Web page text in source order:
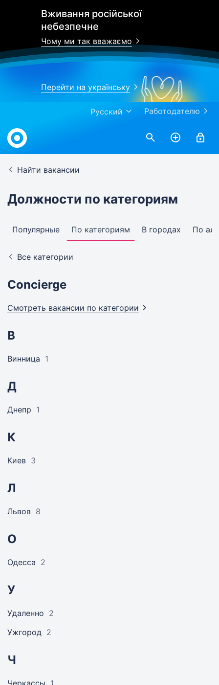
Вживання російської
небезпечне
Чому ми так вважаємо
Перейти на українську
Работодателю
Русский
Найти вакансии
Должности по категориям
Популярные По категориям В городах По
Все категории
Concierge
Смотреть вакансии по категории
В
Винница 1
Д
Днепр 1
К
Киев 3
Л
Львов 8
О
Одесса 2
У
Удаленно 2
Ужгород 2
Ч
Черкассы 1